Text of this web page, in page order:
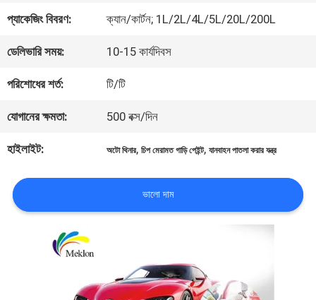
মান
নিয়ন্ত্রণ
করুন
প্যাকেজিং বিবরণ: ক্যান/কার্টন; 1L/2L/4L/5L/20L/200L
ডেলিভারি সময়: 10-15 কার্যদিবস
পরিশোধের শর্ত: টি/টি
যোগানের ক্ষমতা: 500 বক্স/দিন
হাইলাইট: অটো থিনার,চিপ মেরামত গাড়ি পেইন্ট,যানবাহন পাতলা করার যন্ত্র
ভালো দাম